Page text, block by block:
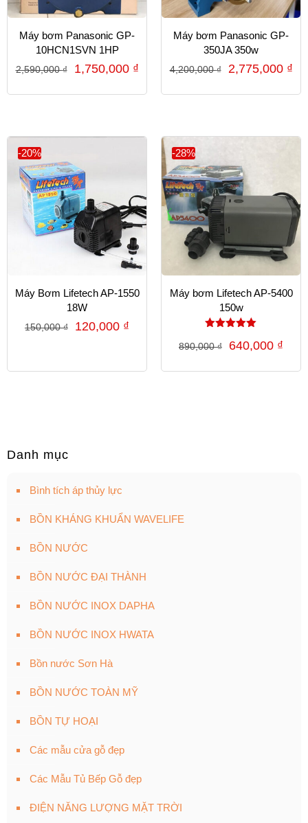
Máy bơm Panasonic GP-
10HCN1SVN 1HP
2,590,000₫ 1,750,000 ₫
Máy bơm Panasonic GP-
350JA 350w
4,200,000₫ 2,775,000 ₫
-20%
Máy Bơm Lifetech AP-1550
18W
150,000₫ 120,000 ₫
-28%
Máy bơm Lifetech AP-5400
150w
hạng
890,000₫ 640,000 ₫
Danh mục
Bình tích áp thủy lực
BỒN KHÁNG KHUẨN WAVELIFE
BỒN NƯỚC
BỒN NƯỚC ĐẠI THÀNH
BỒN NƯỚC INOX DAPHA
BỒN NƯỚC INOX HWATA
Bồn nước Sơn Hà
BỒN NƯỚC TOÀN MỸ
BỒN TỰ HOẠI
Các mẫu cửa gỗ đẹp
Các Mẫu Tủ Bếp Gỗ đẹp
ĐIỆN NĂNG LƯỢNG MẶT TRỜI